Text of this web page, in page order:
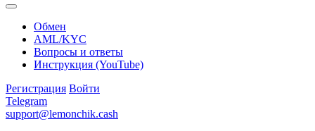
Обмен
AML/KYC
Вопросы и ответы
Инструкция (YouTube)
Регистрация Войти
Telegram
support@lemonchik.cash